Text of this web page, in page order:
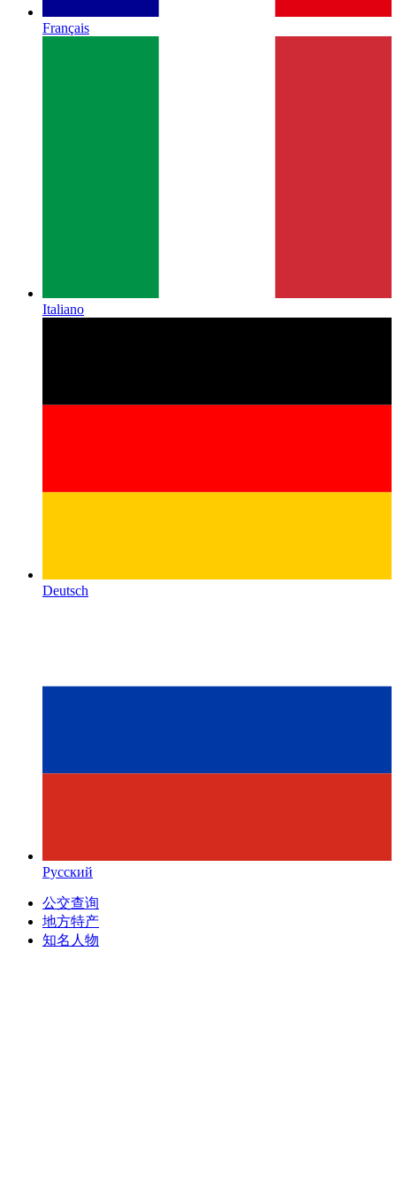
Français
Italiano
Deutsch
Русский
公交查询
地方特产
知名人物